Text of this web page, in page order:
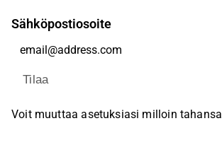
Sähköpostiosoite
Tilaa
Voit muuttaa asetuksiasi milloin tahansa